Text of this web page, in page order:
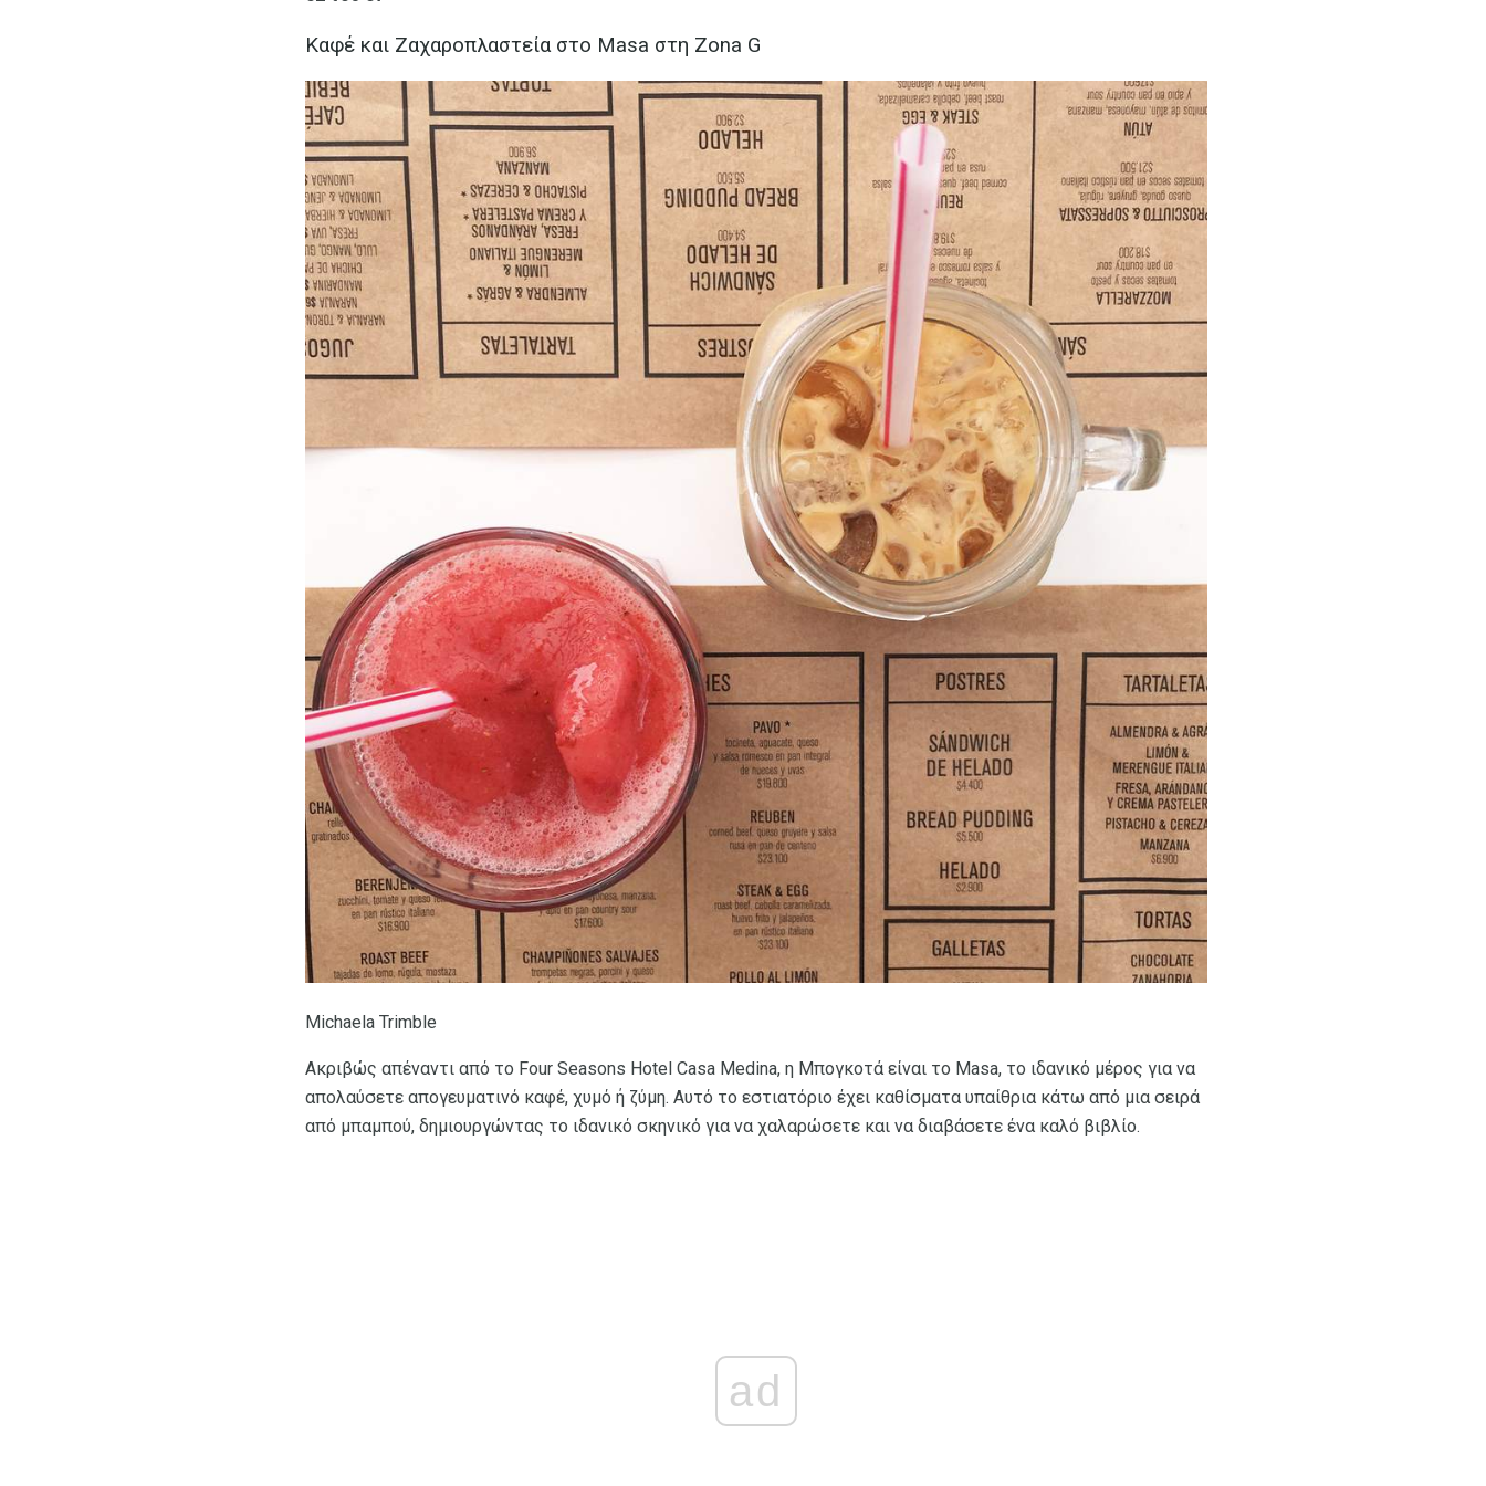
Καφέ και Ζαχαροπλαστεία στο Masa στη Zona G
Michaela Trimble
Ακριβώς απέναντι από το Four Seasons Hotel Casa Medina, η Μπογκοτά είναι το Masa, το ιδανικό μέρος για να
απολαύσετε απογευματινό καφέ, χυμό ή ζύμη. Αυτό το εστιατόριο έχει καθίσματα υπαίθρια κάτω από μια σειρά
από μπαμπού, δημιουργώντας το ιδανικό σκηνικό για να χαλαρώσετε και να διαβάσετε ένα καλό βιβλίο.
ad